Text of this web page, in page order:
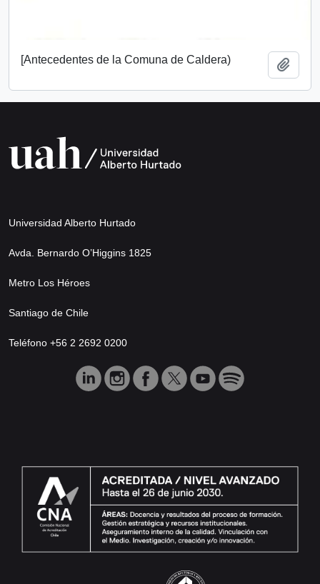
[Antecedentes de la Comuna de Caldera)
Universidad Alberto Hurtado
Avda. Bernardo O’Higgins 1825
Metro Los Héroes
Santiago de Chile
Teléfono +56 2 2692 0200